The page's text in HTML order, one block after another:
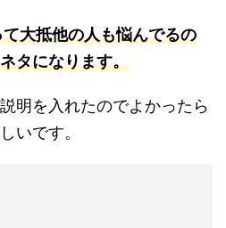
大抵他の人も悩んでるの
タになります。
明を入れたのでよかったら
いです。